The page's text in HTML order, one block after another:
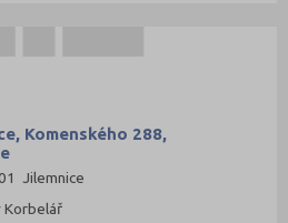
Komenského 288,
Jilemnice
Korbelář